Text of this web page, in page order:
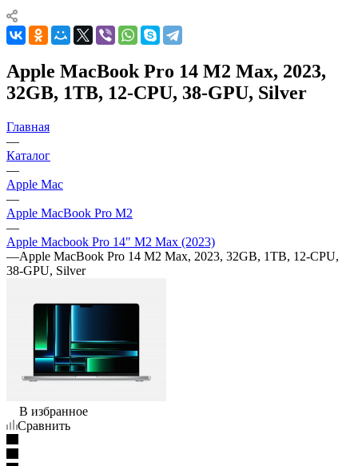
Apple MacBook Pro 14 M2 Max, 2023,
32GB, 1TB, 12-CPU, 38-GPU, Silver
Главная
—
Каталог
—
Apple Mac
—
Apple MacBook Pro M2
—
Apple Macbook Pro 14" M2 Max (2023)
—Apple MacBook Pro 14 M2 Max, 2023, 32GB, 1TB, 12-CPU,
38-GPU, Silver
В избранное
Сравнить